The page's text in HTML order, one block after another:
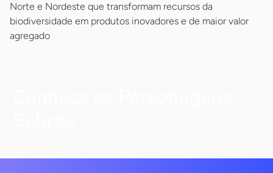
Norte e Nordeste que transformam recursos da
biodiversidade em produtos inovadores e de maior valor
agregado